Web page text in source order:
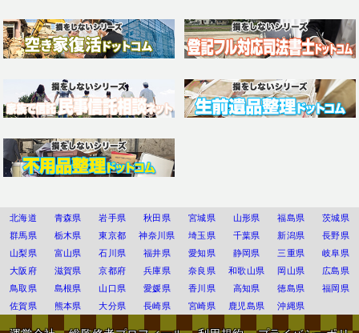
北海道 青森県 岩手県 秋田県 宮城県 山形県 福島県
茨城県
群馬県
栃木県 東京都 神奈川県 埼玉県 千葉県 新潟県
長野県
山梨県
富山県 石川県 福井県 愛知県 静岡県 三重県
岐阜県
大阪府
滋賀県 京都府 兵庫県 奈良県 和歌山県 岡山県
広島県
鳥取県
島根県 山口県 愛媛県 香川県 高知県 徳島県
福岡県
佐賀県
熊本県 大分県 長崎県 宮崎県 鹿児島県 沖縄県